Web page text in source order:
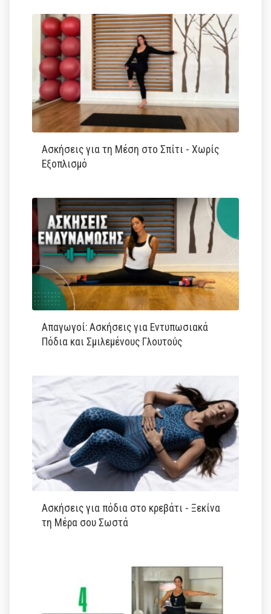
Ασκήσεις για τη Μέση στο Σπίτι - Χωρίς
Εξοπλισμό
Απαγωγοί: Ασκήσεις για Εντυπωσιακά
Πόδια και Σμιλεμένους Γλουτούς
Ασκήσεις για πόδια στο κρεβάτι - Ξεκίνα
τη Μέρα σου Σωστά